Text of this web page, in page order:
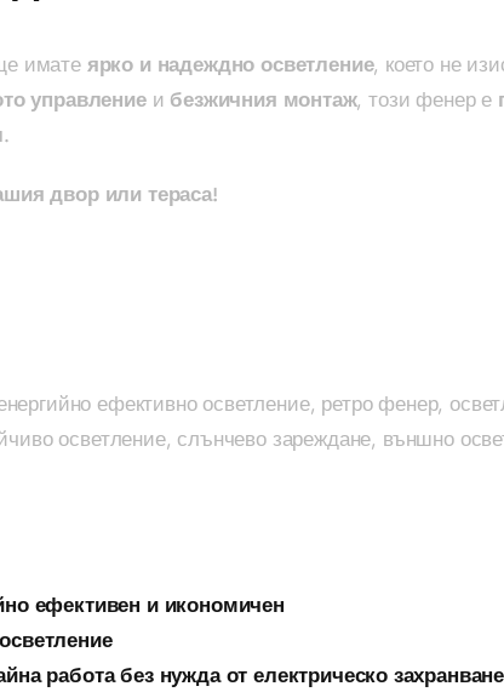
имате ярко и надеждно осветление, което не
управлениеи безжичния монтаж, този фенер е
.
двор или тераса!
ефективно осветление, ретро фенер,
осветление, слънчево зареждане, външно
ефективен и икономичен
работа без нужда от електрическо захранване